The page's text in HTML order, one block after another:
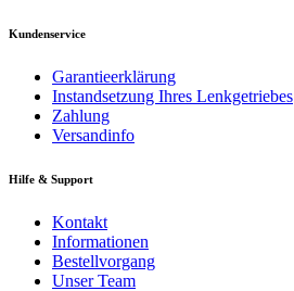
Kundenservice
Garantieerklärung
Instandsetzung Ihres Lenkgetriebes
Zahlung
Versandinfo
Hilfe & Support
Kontakt
Informationen
Bestellvorgang
Unser Team